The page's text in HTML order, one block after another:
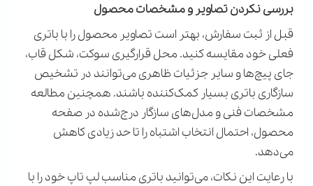
بررسی نکردن تصاویر و مشخصات محصول
قبل از ثبت سفارش، بهتر است تصاویر محصول را با باتری
فعلی خود مقایسه کنید. محل قرارگیری سوکت، شکل قاب،
جای پیچ‌ها و سایر جزئیات ظاهری می‌توانند در تشخیص
سازگاری باتری بسیار کمک‌کننده باشند. همچنین مطالعه
مشخصات فنی و مدل‌های سازگار درج‌شده در صفحه
محصول، احتمال انتخاب اشتباه را تا حد زیادی کاهش
می‌دهد.
با رعایت این نکات، می‌توانید باتری مناسب لپ تاپ خود را با